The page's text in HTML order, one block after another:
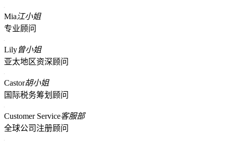
Mia江小姐
专业顾问
Lily曾小姐
亚太地区资深顾问
Castor胡小姐
国际税务筹划顾问
Customer Service客服部
全球公司注册顾问